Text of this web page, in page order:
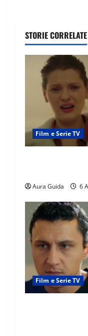
STORIE CORRELATE
Film e Serie TV
Aura Guida 6
Film e Serie TV